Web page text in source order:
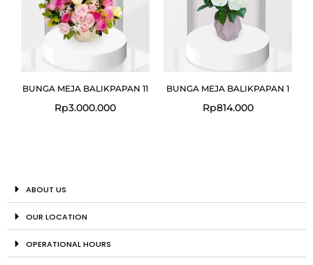
BUNGA MEJA BALIKPAPAN 11
Rp3.000.000
BUNGA MEJA BALIKPAPAN 1
Rp814.000
ABOUT US
OUR LOCATION
OPERATIONAL HOURS